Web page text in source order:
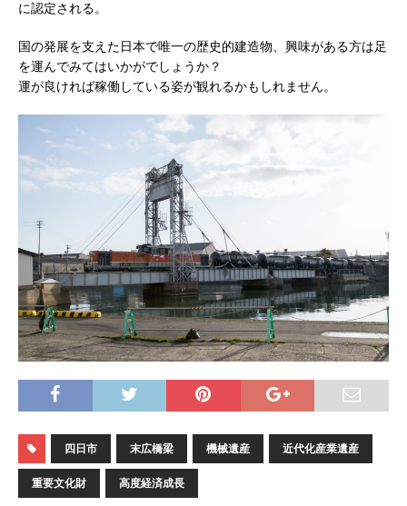
に認定される。
国の発展を支えた日本で唯一の歴史的建造物、興味がある方は足
を運んでみてはいかがでしょうか？
運が良ければ稼働している姿が観れるかもしれません。
四日市 末広橋梁 機械遺産 近代化産業遺産
重要文化財 高度経済成長